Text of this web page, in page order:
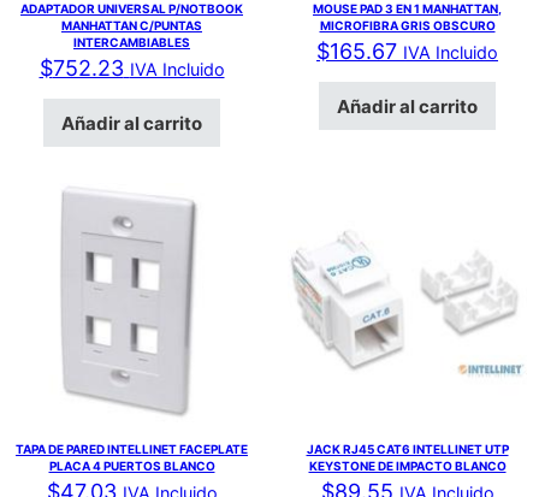
ADAPTADOR UNIVERSAL P/NOTBOOK
MANHATTAN C/PUNTAS
INTERCAMBIABLES
$752.23 IVA Incluido
Añadir al carrito
MOUSE PAD 3 EN 1 MANHATTAN,
MICROFIBRA GRIS OBSCURO
$165.67 IVA Incluido
Añadir al carrito
TAPA DE PARED INTELLINET FACEPLATE
PLACA 4 PUERTOS BLANCO
JACK RJ45 CAT6 INTELLINET UTP
KEYSTONE DE IMPACTO BLANCO